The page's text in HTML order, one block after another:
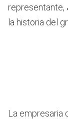
representante,
la historia del
La empresaria